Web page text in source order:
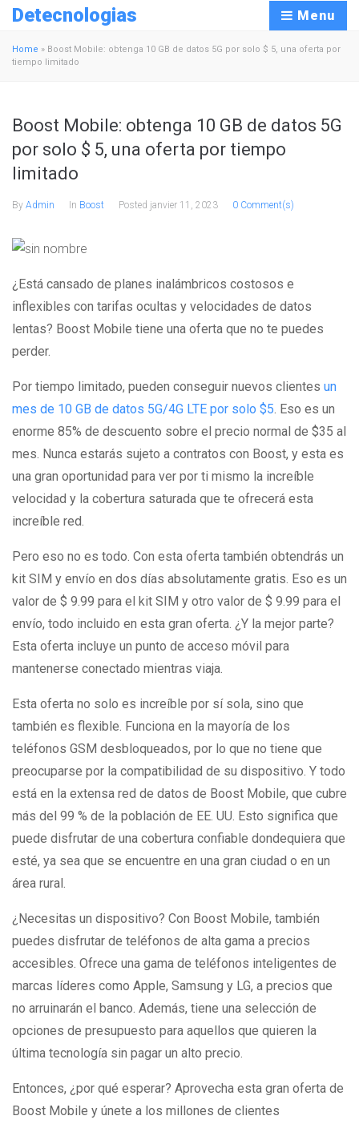
Detecnologias Menu
Home » Boost Mobile: obtenga 10 GB de datos 5G por solo $ 5, una oferta por
tiempo limitado
Boost Mobile: obtenga 10 GB de datos 5G
por solo $ 5, una oferta por tiempo
limitado
By Admin In Boost Posted janvier 11, 2023 0 Comment(s)
¿Está cansado de planes inalámbricos costosos e
inflexibles con tarifas ocultas y velocidades de datos
lentas? Boost Mobile tiene una oferta que no te puedes
perder.
Por tiempo limitado, pueden conseguir nuevos clientes un
mes de 10 GB de datos 5G/4G LTE por solo $5 . Eso es un
enorme 85% de descuento sobre el precio normal de $35 al
mes. Nunca estarás sujeto a contratos con Boost, y esta es
una gran oportunidad para ver por ti mismo la increíble
velocidad y la cobertura saturada que te ofrecerá esta
increíble red.
Pero eso no es todo. Con esta oferta también obtendrás un
kit SIM y envío en dos días absolutamente gratis. Eso es un
valor de $ 9.99 para el kit SIM y otro valor de $ 9.99 para el
envío, todo incluido en esta gran oferta. ¿Y la mejor parte?
Esta oferta incluye un punto de acceso móvil para
mantenerse conectado mientras viaja.
Esta oferta no solo es increíble por sí sola, sino que
también es flexible. Funciona en la mayoría de los
teléfonos GSM desbloqueados, por lo que no tiene que
preocuparse por la compatibilidad de su dispositivo. Y todo
está en la extensa red de datos de Boost Mobile, que cubre
más del 99 % de la población de EE. UU. Esto significa que
puede disfrutar de una cobertura confiable dondequiera que
esté, ya sea que se encuentre en una gran ciudad o en un
área rural.
¿Necesitas un dispositivo? Con Boost Mobile, también
puedes disfrutar de teléfonos de alta gama a precios
accesibles. Ofrece una gama de teléfonos inteligentes de
marcas líderes como Apple, Samsung y LG, a precios que
no arruinarán el banco. Además, tiene una selección de
opciones de presupuesto para aquellos que quieren la
última tecnología sin pagar un alto precio.
Entonces, ¿por qué esperar? Aprovecha esta gran oferta de
Boost Mobile y únete a los millones de clientes